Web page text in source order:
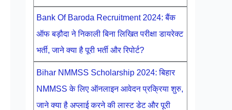
Bank Of Baroda Recruitment 2024: बैंक
ऑफ बड़ौदा ने निकाली बिना लिखित परीक्षा डायरेक्ट
भर्ती, जाने क्या है पूरी भर्ती और रिपोर्ट?
Bihar NMMSS Scholarship 2024: बिहार
NMMSS के लिए ऑनलाइन आवेदन प्रक्रिया शुरु,
जाने क्या है अप्लाई करने की लास्ट डेट और पूरी